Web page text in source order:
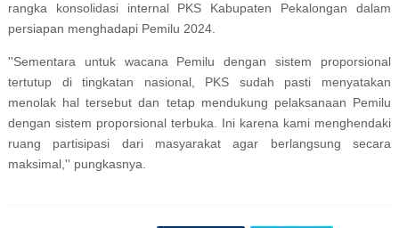
rangka konsolidasi internal PKS Kabupaten Pekalongan dalam
persiapan menghadapi Pemilu 2024.
''Sementara untuk wacana Pemilu dengan sistem proporsional
tertutup di tingkatan nasional, PKS sudah pasti menyatakan
menolak hal tersebut dan tetap mendukung pelaksanaan Pemilu
dengan sistem proporsional terbuka. Ini karena kami menghendaki
ruang partisipasi dari masyarakat agar berlangsung secara
maksimal,'' pungkasnya.